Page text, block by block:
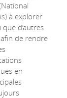
à explorer
d’autres
de rendre
en